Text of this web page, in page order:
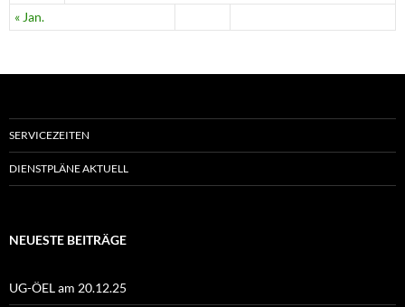
« Jan.
SERVICEZEITEN
DIENSTPLÄNE AKTUELL
NEUESTE BEITRÄGE
UG-ÖEL am 20.12.25